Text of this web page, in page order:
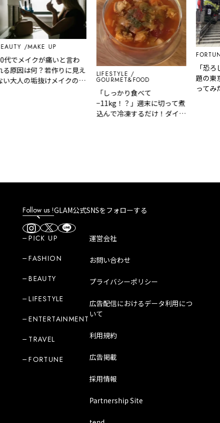
MAKE UP
でメイクが痛いと言わ
原因は何？若作りに見え
大人の垢抜けメイクの正
LIFESTYLE
GOURMET&FOOD
「しっかり食べて
−11kg！？」週末に切って煮
込んで冷凍するだけ！ダイエ
FORTUNE
「恐ろ
題の東
ってみ
Follow us !GLAM公式SNSをフォローする
PICK UP
FASHION
BEAUTY
LIFESTYLE
ENTERTAINMENT
TRAVEL
FORTUNE
運営会社
お問い合わせ
プライバシーポリシー
広告配信におけるデータ利用につ
いて
利用規約
広告掲載
採用情報
Partnership Site